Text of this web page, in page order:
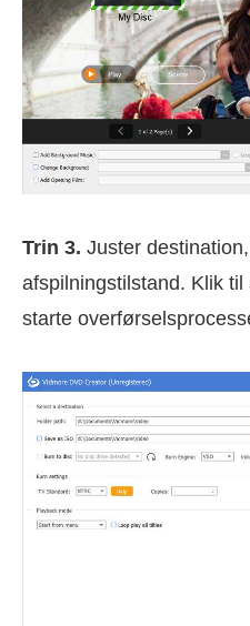
Trin 3. Juster
afspilningstilstand. Klik til
starte